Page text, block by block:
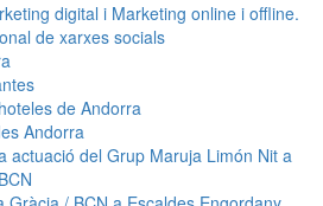
digital i Marketing online i offline.
de xarxes socials
de Andorra
Andorra
actuació del Grup Maruja Limón Nit a